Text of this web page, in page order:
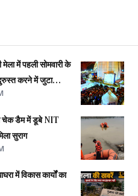
में पहली सोमवारी के
करने में जुटा
डैम में डूबे NIT
सुराग
में विकास कार्यों का